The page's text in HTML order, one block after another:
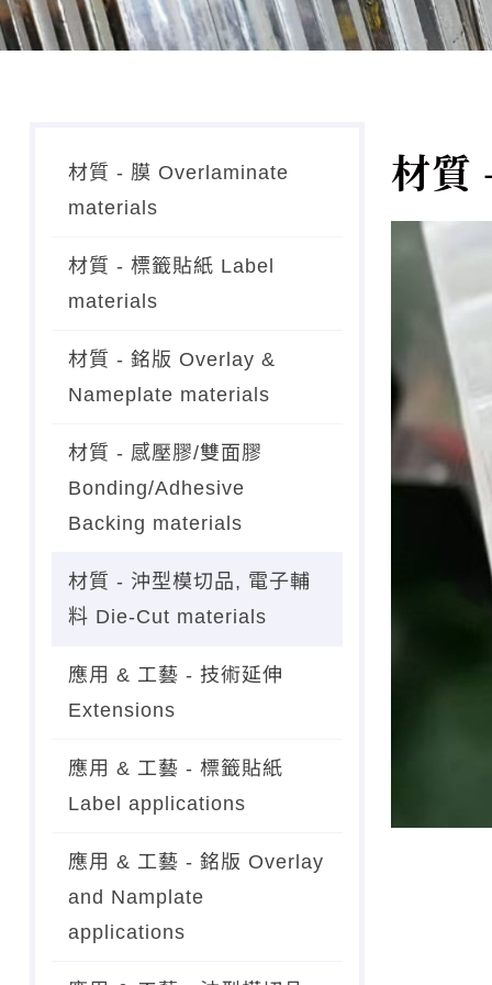
材質 - 膜 Overlaminate
materials
材質 - 標籤貼紙 Label
materials
材質 - 銘版 Overlay &
Nameplate materials
材質 - 感壓膠/雙面膠
Bonding/Adhesive
Backing materials
材質 - 沖型模切品, 電子輔
料 Die-Cut materials
應用 & 工藝 - 技術延伸
Extensions
應用 & 工藝 - 標籤貼紙
Label applications
應用 & 工藝 - 銘版 Overlay
and Namplate
applications
材質